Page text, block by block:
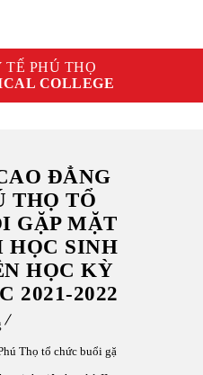
PHÚ THỌ
COLLEGE
ĐẲNG
THỌ TỔ
GẶP MẶT
SINH
HỌC KỲ
2021-2022
Thọ tổ chức buổi gặ